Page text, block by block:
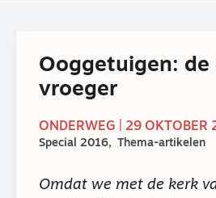
Ooggetuigen: de
vroeger
ONDERWEG | 29 OKTOBER
Special 2016 Thema-artikelen
Omdat we met de kerk